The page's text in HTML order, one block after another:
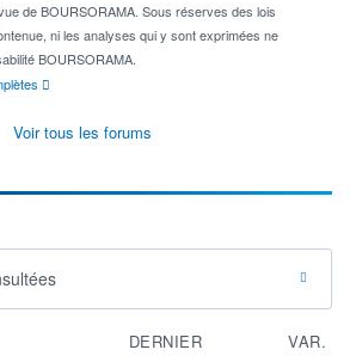
de BOURSORAMA. Sous réserves des lois
ni les analyses qui y sont exprimées ne
BOURSORAMA.
Voir tous les forums
DERNIER VAR.